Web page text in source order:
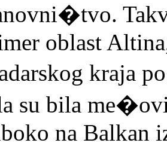
oblast
kraja
su bila
na Balkan